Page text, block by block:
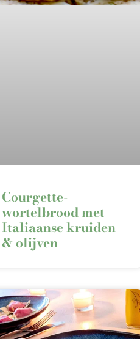
Courgette-
wortelbrood met
Italiaanse kruiden
& olijven